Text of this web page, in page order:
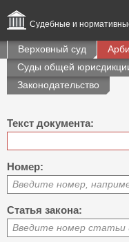
Судебные и
Верховный суд
Суды общей
Законодательство
Текст документа:
Номер:
Введите номер,
Статья закона:
Введите номер статьи